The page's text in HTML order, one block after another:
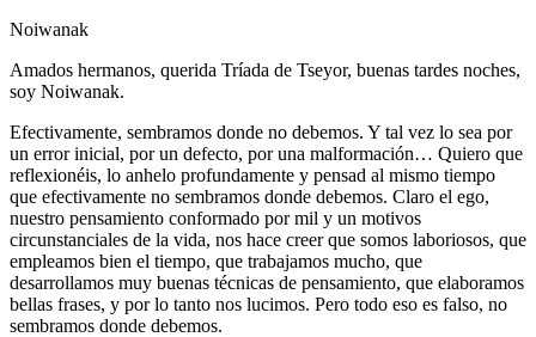
Noiwanak
Amados hermanos, querida Tríada de Tseyor, buenas tardes noches,
soy Noiwanak.
Efectivamente, sembramos donde no debemos. Y tal vez lo sea por
un error inicial, por un defecto, por una malformación… Quiero que
reflexionéis, lo anhelo profundamente y pensad al mismo tiempo
que efectivamente no sembramos donde debemos. Claro el ego,
nuestro pensamiento conformado por mil y un motivos
circunstanciales de la vida, nos hace creer que somos laboriosos, que
empleamos bien el tiempo, que trabajamos mucho, que
desarrollamos muy buenas técnicas de pensamiento, que elaboramos
bellas frases, y por lo tanto nos lucimos. Pero todo eso es falso, no
sembramos donde debemos.